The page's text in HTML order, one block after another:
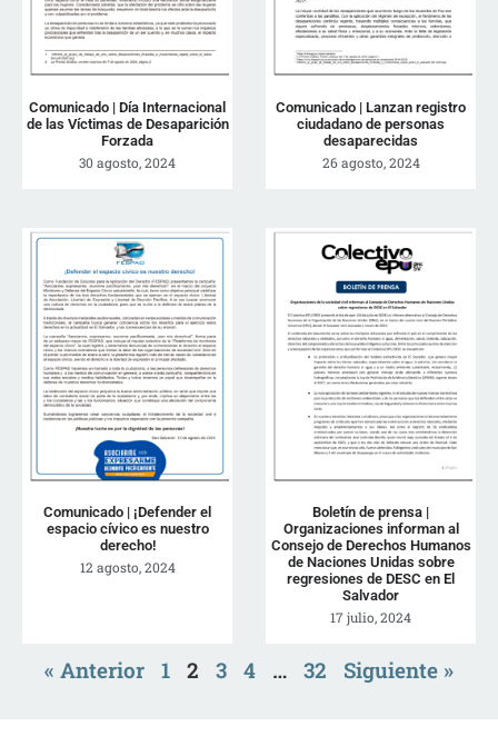
Comunicado | Día Internacional
de las Víctimas de Desaparición
Forzada
30 agosto, 2024
Comunicado | Lanzan registro
ciudadano de personas
desaparecidas
26 agosto, 2024
Comunicado | ¡Defender el
espacio cívico es nuestro
derecho!
12 agosto, 2024
Boletín de prensa |
Organizaciones informan al
Consejo de Derechos Humanos
de Naciones Unidas sobre
regresiones de DESC en El
Salvador
17 julio, 2024
« Anterior 1 2 3 4 … 32 Siguiente »